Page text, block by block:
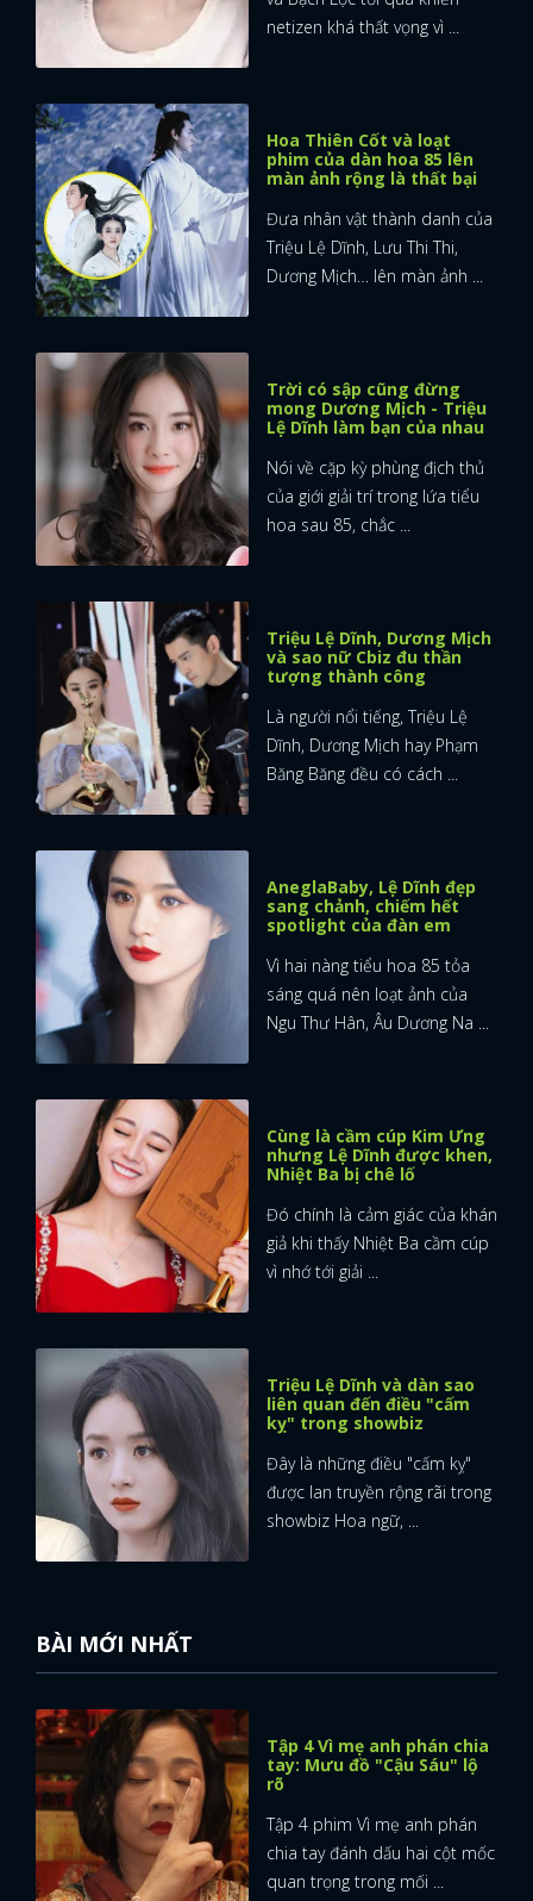
netizen khá thất vọng vì ...
Hoa Thiên Cốt và loạt
phim của dàn hoa 85 lên
màn ảnh rộng là thất bại
Đưa nhân vật thành danh của
Triệu Lệ Dĩnh, Lưu Thi Thi,
Dương Mịch… lên màn ảnh ...
Trời có sập cũng đừng
mong Dương Mịch - Triệu
Lệ Dĩnh làm bạn của nhau
Nói về cặp kỳ phùng địch thủ
của giới giải trí trong lứa tiểu
hoa sau 85, chắc ...
Triệu Lệ Dĩnh, Dương Mịch
và sao nữ Cbiz đu thần
tượng thành công
Là người nổi tiếng, Triệu Lệ
Dĩnh, Dương Mịch hay Phạm
Băng Băng đều có cách ...
AneglaBaby, Lệ Dĩnh đẹp
sang chảnh, chiếm hết
spotlight của đàn em
Vì hai nàng tiểu hoa 85 tỏa
sáng quá nên loạt ảnh của
Ngu Thư Hân, Âu Dương Na ...
Cùng là cầm cúp Kim Ưng
nhưng Lệ Dĩnh được khen,
Nhiệt Ba bị chê lố
Đó chính là cảm giác của khán
giả khi thấy Nhiệt Ba cầm cúp
vì nhớ tới giải ...
Triệu Lệ Dĩnh và dàn sao
liên quan đến điều "cấm
kỵ" trong showbiz
Đây là những điều "cấm kỵ"
được lan truyền rộng rãi trong
showbiz Hoa ngữ, ...
BÀI MỚI NHẤT
Tập 4 Vì mẹ anh phán chia
tay: Mưu đồ "Cậu Sáu" lộ
rõ
Tập 4 phim Vì mẹ anh phán
chia tay đánh dấu hai cột mốc
quan trọng trong mối ...